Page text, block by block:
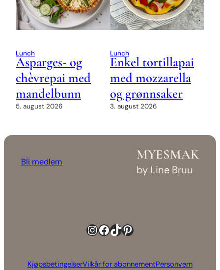
Lunch
Asparges- og
chèvrepai med
mandelbunn
5. august 2026
Lunch
Enkel tortillapai
med mozzarella
og grønnsaker
3. august 2026
Bli medlem MYESMAK
by Line Bruu
Instagram
Facebook
TikTok
Pinterest
KjøpsbetingelserVilkår for abonnementPersonvern